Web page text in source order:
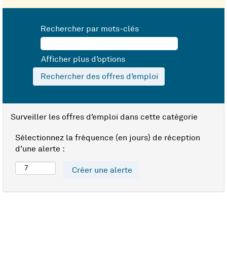
Rechercher par mots-clés
Afficher plus d’options
Surveiller les offres d’emploi dans cette catégorie
Sélectionnez la fréquence (en jours) de réception
d’une alerte :